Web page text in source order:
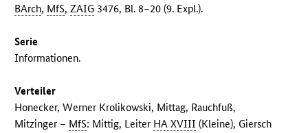
BArch, MfS,ZAIG 3476, Bl. 8–20 (9. Expl.).
Serie
Informationen.
Verteiler
Honecker, Werner Krolikowski, Mittag, Rauchfuß,
Mitzinger – MfS: Mittig, Leiter HA XVIII (Kleine), Giersch